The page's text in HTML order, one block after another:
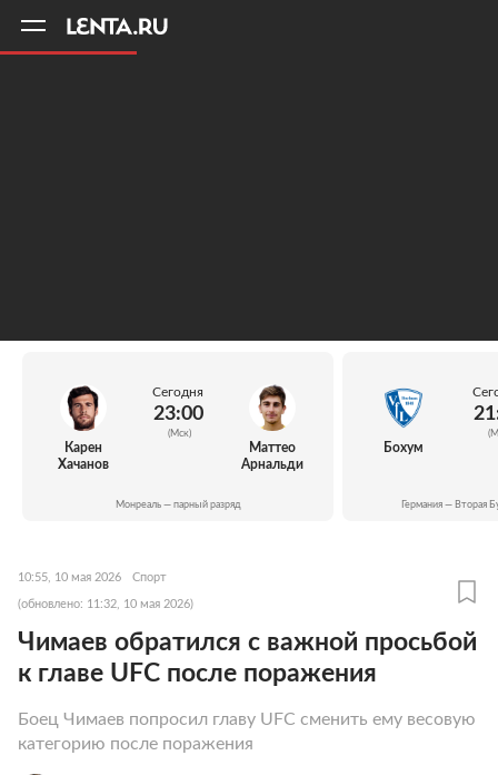
Карен
Хачанов
Сегодня
23:00
(Мск)
Маттео
Арнальди
Монреаль — парный разряд
Бохум
Германия — Вторая
10:55, 10 мая 2026 Спорт
(обновлено: 11:32, 10 мая 2026)
Чимаев обратился с важной просьбой
к главе UFC после поражения
Боец Чимаев попросил главу UFC сменить ему весовую
категорию после поражения